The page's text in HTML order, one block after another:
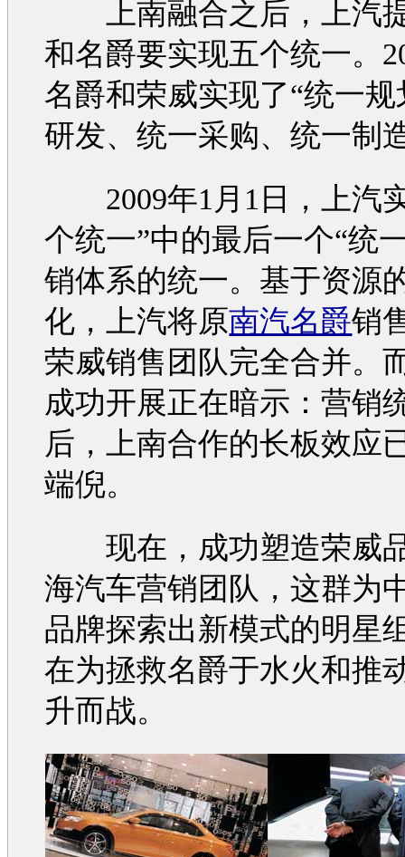
上南融合之后，上汽
和名爵要实现五个统一。
名爵和荣威实现了“统一
研发、统一采购、统一制
2009年1月1日，上汽
个统一”中的最后一个“
销体系的统一。基于资源
化，上汽将原南汽名爵销
荣威销售团队完全合并。
成功开展正在暗示：营销
后，上南合作的长板效应
端倪。
现在，成功塑造荣威
海汽车营销团队，这群为
品牌探索出新模式的明星
在为拯救名爵于水火和推
升而战。